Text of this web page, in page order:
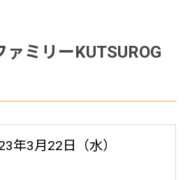
ァミリーKUTSUROG
年3月22日（水）